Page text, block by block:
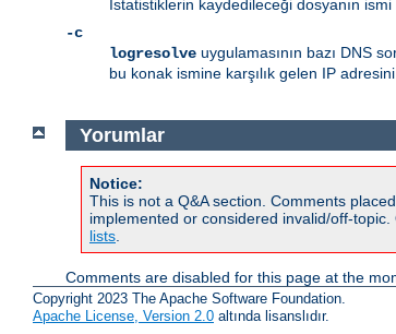
İstatistiklerin kaydedileceği dosyanın ismi
-c
logresolve uygulamasının bazı DNS
bu konak ismine karşılık gelen IP
Yorumlar
Notice:
This is not a Q&A section. Comments
implemented or considered invalid/off-
lists.
Comments are disabled for this page at the
Copyright 2023 The Apache Software Foundation.
Apache License, Version 2.0 altında lisanslıdır.